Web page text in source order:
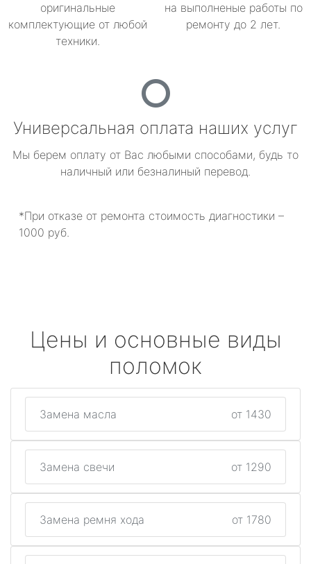
оригинальные
комплектующие от любой
техники.
на выполненые работы по
ремонту до 2 лет.
Универсальная оплата наших услуг
Мы берем оплату от Вас любыми способами, будь то
наличный или безналиный перевод.
*При отказе от ремонта стоимость диагностики –
1000 руб.
Цены и основные виды
поломок
Замена масла от 1430
Замена свечи от 1290
Замена ремня хода от 1780